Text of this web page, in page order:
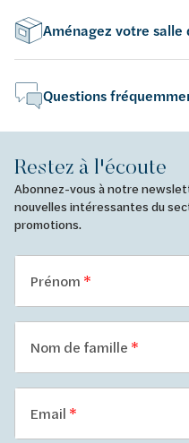
Aménagez votre salle
Questions
Restez à l'écoute
Abonnez-vous à notre
nouvelles intéressantes du
promotions.
Prénom
Nom de famille
Email